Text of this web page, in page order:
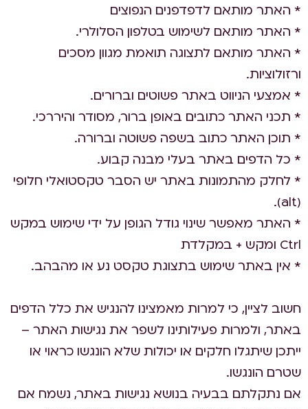
* האתר מותאם לדפדפנים הנפוצים
* האתר מותאם לשימוש בטלפון הסלולרי.
* האתר מותאם לתצוגה תואמת מגוון מסכים
ורזולוציות.
* אמצעי הניווט באתר פשוטים וברורים.
* תכני האתר כתובים באופן ברור, מסודר והיררכי.
* תוכן האתר כתוב בשפה פשוטה וברורה.
* כל הדפים באתר בעלי מבנה קבוע.
* לחלק מהתמונות באתר יש הסבר טקסטואלי חלופי
(alt).
* האתר מאפשר שינוי גודל הגופן על ידי שימוש במקש
Ctrl ומקש + במקלדת
* אין באתר שימוש בתצוגת טקסט נע או מהבהב.
חשוב לציין, כי למרות מאמצינו להנגיש את כלל הדפים
באתר, ולמרות פעילותינו לשפר את נגישות האתר –
ייתכן שיתגלו חלקים או יכולות שלא הונגשו כראוי או
שטרם הונגשו.
אם נתקלתם בבעיה בנושא נגישות באתר, נשמח אם